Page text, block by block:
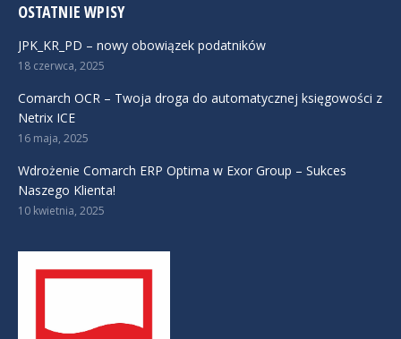
OSTATNIE WPISY
JPK_KR_PD – nowy obowiązek podatników
18 czerwca, 2025
Comarch OCR – Twoja droga do automatycznej księgowości z
Netrix ICE
16 maja, 2025
Wdrożenie Comarch ERP Optima w Exor Group – Sukces
Naszego Klienta!
10 kwietnia, 2025